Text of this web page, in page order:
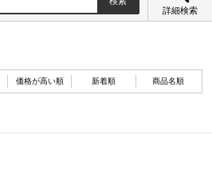
詳細検索
価格が高い順 新着順 商品名順